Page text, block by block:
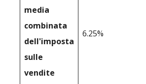
media
combinata
dell'imposta
sulle
vendite
6.25%